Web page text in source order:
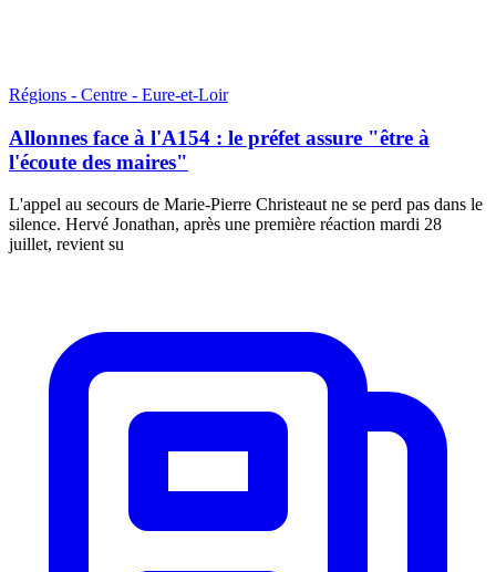
Régions - Centre - Eure-et-Loir
Allonnes face à l'A154 : le préfet assure "être à
l'écoute des maires"
L'appel au secours de Marie-Pierre Christeaut ne se perd pas dans le
silence. Hervé Jonathan, après une première réaction mardi 28
juillet, revient su